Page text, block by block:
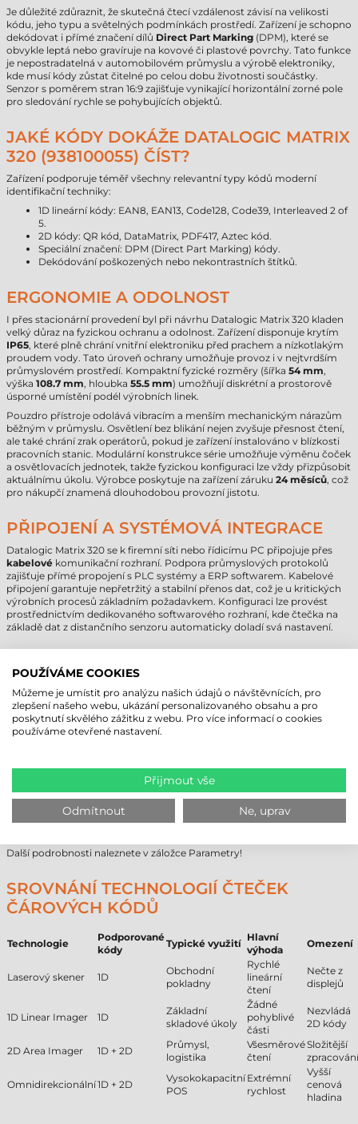
Je důležité zdůraznit, že skutečná čtecí vzdálenost závisí na velikosti
kódu, jeho typu a světelných podmínkách prostředí. Zařízení je schopno
dekódovat i přímé značení dílů Direct Part Marking (DPM), které se
obvykle leptá nebo gravíruje na kovové či plastové povrchy. Tato funkce
je nepostradatelná v automobilovém průmyslu a výrobě elektroniky,
kde musí kódy zůstat čitelné po celou dobu životnosti součástky.
Senzor s poměrem stran 16:9 zajišťuje vynikající horizontální zorné pole
pro sledování rychle se pohybujících objektů.
JAKÉ KÓDY DOKÁŽE DATALOGIC MATRIX
320 (938100055) ČÍST?
Zařízení podporuje téměř všechny relevantní typy kódů moderní
identifikační techniky:
1D lineární kódy: EAN8, EAN13, Code128, Code39, Interleaved 2 of
5.
2D kódy: QR kód, DataMatrix, PDF417, Aztec kód.
Speciální značení: DPM (Direct Part Marking) kódy.
Dekódování poškozených nebo nekontrastních štítků.
ERGONOMIE A ODOLNOST
I přes stacionární provedení byl při návrhu Datalogic Matrix 320 kladen
velký důraz na fyzickou ochranu a odolnost. Zařízení disponuje krytím
IP65, které plně chrání vnitřní elektroniku před prachem a nízkotlakým
proudem vody. Tato úroveň ochrany umožňuje provoz i v nejtvrdším
průmyslovém prostředí. Kompaktní fyzické rozměry (šířka 54 mm,
výška 108.7 mm, hloubka 55.5 mm) umožňují diskrétní a prostorově
úsporné umístění podél výrobních linek.
Pouzdro přístroje odolává vibracím a menším mechanickým nárazům
běžným v průmyslu. Osvětlení bez blikání nejen zvyšuje přesnost čtení,
ale také chrání zrak operátorů, pokud je zařízení instalováno v blízkosti
pracovních stanic. Modulární konstrukce série umožňuje výměnu čoček
a osvětlovacích jednotek, takže fyzickou konfiguraci lze vždy přizpůsobit
aktuálnímu úkolu. Výrobce poskytuje na zařízení záruku 24 měsíců, což
pro nákupčí znamená dlouhodobou provozní jistotu.
PŘIPOJENÍ A SYSTÉMOVÁ INTEGRACE
Datalogic Matrix 320 se k firemní síti nebo řídicímu PC připojuje přes
kabelové komunikační rozhraní. Podpora průmyslových protokolů
zajišťuje přímé propojení s PLC systémy a ERP softwarem. Kabelové
připojení garantuje nepřetržitý a stabilní přenos dat, což je u kritických
výrobních procesů základním požadavkem. Konfiguraci lze provést
prostřednictvím dedikovaného softwarového rozhraní, kde čtečka na
základě dat z distančního senzoru automaticky doladí svá nastavení.
ČTEČKA ČÁROVÝCH KÓDŮ DATALOGIC
MATRIX 320 - TECHNICKÉ PARAMETRY
Značka
Datalogic
Model
Matrix 320
Technologie čtení
Min. čtecí vzdálenost
500 mm
5.5 m
Uživatelské prostředí
průmyslové
stacionární
Záruka
24 měsíců
Další podrobnosti naleznete v záložce Parametry!
SROVNÁNÍ TECHNOLOGIÍ ČTEČEK
ČÁROVÝCH KÓDŮ
Technologie
Podporované
kódy
Typické využití
Hlavní
výhoda
Omezení
Laserový skener 1D
Obchodní
pokladny
Rychlé
lineární
čtení
Nečte z
displejů
1D Linear Imager 1D
Základní
skladové úkoly
Žádné
pohyblivé
části
Nezvládá
2D kódy
2D Area Imager 1D + 2D
Průmysl,
logistika
Všesměrové
čtení
Složitější
zpracování
Omnidirekcionální1D + 2D
Vysokokapacitní
POS
Extrémní
rychlost
Vyšší
cenová
hladina
POUŽÍVÁME COOKIES
Můžeme je umístit pro analýzu našich údajů o návštěvnících, pro
zlepšení našeho webu, ukázání personalizovaného obsahu a pro
poskytnutí skvělého zážitku z webu. Pro více informací o cookies
používáme otevřené nastavení.
Přijmout vše
Odmítnout Ne, uprav